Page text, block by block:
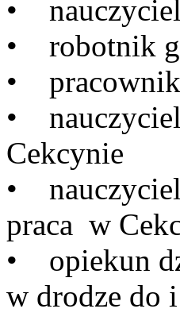
•
• robotnik
• pracownik
• nauczyciel
Cekcynie
• nauczyciel
praca w
• opiekun
w drodze do